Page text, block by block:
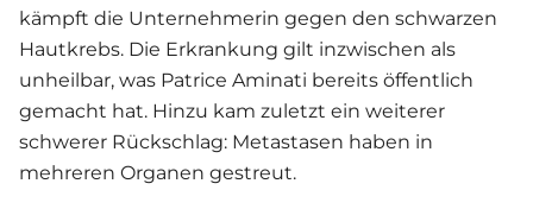
kämpft die Unternehmerin gegen den schwarzen
Hautkrebs. Die Erkrankung gilt inzwischen als
unheilbar, was Patrice Aminati bereits öffentlich
gemacht hat. Hinzu kam zuletzt ein weiterer
schwerer Rückschlag: Metastasen haben in
mehreren Organen gestreut.